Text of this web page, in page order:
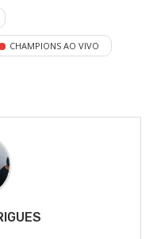
CHAMPIONS AO VIVO